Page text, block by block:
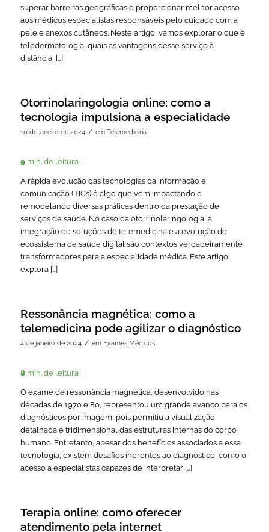
superar barreiras geográficas e proporcionar melhor acesso
aos médicos especialistas responsáveis pelo cuidado com a
pele e anexos cutâneos. Neste artigo, vamos explorar o que é
teledermatologia, quais as vantagens desse serviço à
distância, […]
Otorrinolaringologia online: como a
tecnologia impulsiona a especialidade
10 de janeiro de 2024 / em Telemedicina
9 min. de leitura
A rápida evolução das tecnologias da informação e
comunicação (TICs) é algo que vem impactando e
remodelando diversas práticas dentro da prestação de
serviços de saúde. No caso da otorrinolaringologia, a
integração de soluções de telemedicina e a evolução do
ecossistema de saúde digital são contextos verdadeiramente
transformadores para a especialidade médica. Este artigo
explora […]
Ressonância magnética: como a
telemedicina pode agilizar o diagnóstico
4 de janeiro de 2024 / em Exames Médicos
8 min. de leitura
O exame de ressonância magnética, desenvolvido nas
décadas de 1970 e 80, representou um grande avanço para os
diagnósticos por imagem, pois permitiu a visualização
detalhada e tridimensional das estruturas internas do corpo
humano. Entretanto, apesar dos benefícios associados a essa
tecnologia, existem desafios inerentes ao diagnóstico, como o
acesso a especialistas capazes de interpretar […]
Terapia online: como oferecer
atendimento pela internet